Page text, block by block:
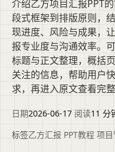
介绍乙方项目汇报PPT
段式框架到排版原则，
现进度、风险与成果，
报专业度与沟通效率。
标题与正文整理，概括
关注的信息，帮助用户
求，再进入原文查看完整
日期2026-06-17 阅读11 分
标签乙方汇报 PPT教程 项目